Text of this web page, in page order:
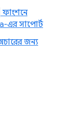
ফাংশনে
এর সাপোর্ট
জন্য